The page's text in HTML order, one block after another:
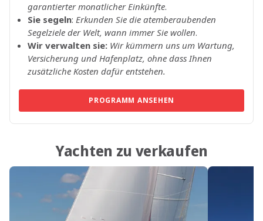
garantierter monatlicher Einkünfte.
Sie segeln: Erkunden Sie die atemberaubenden
Segelziele der Welt, wann immer Sie wollen.
Wir verwalten sie: Wir kümmern uns um Wartung,
Versicherung und Hafenplatz, ohne dass Ihnen
zusätzliche Kosten dafür entstehen.
PROGRAMM ANSEHEN
Yachten zu verkaufen